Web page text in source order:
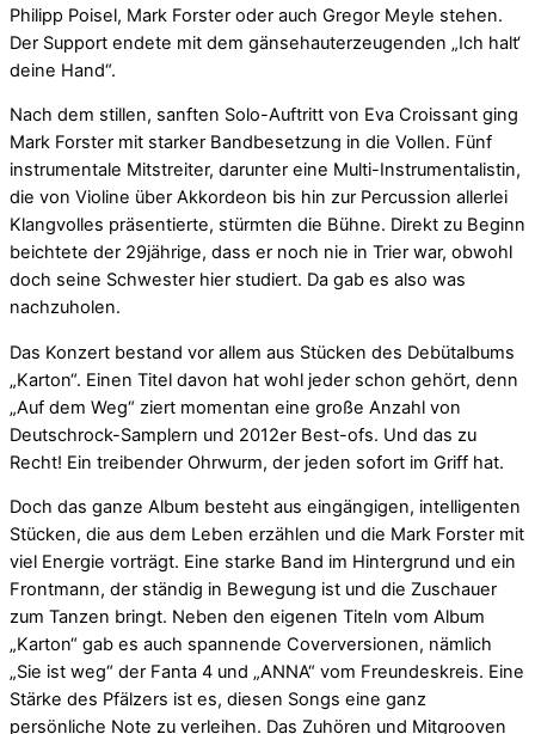
Philipp Poisel, Mark Forster oder auch Gregor Meyle stehen.
Der Support endete mit dem gänsehauterzeugenden „Ich halt‘
deine Hand“.
Nach dem stillen, sanften Solo-Auftritt von Eva Croissant ging
Mark Forster mit starker Bandbesetzung in die Vollen. Fünf
instrumentale Mitstreiter, darunter eine Multi-Instrumentalistin,
die von Violine über Akkordeon bis hin zur Percussion allerlei
Klangvolles präsentierte, stürmten die Bühne. Direkt zu Beginn
beichtete der 29jährige, dass er noch nie in Trier war, obwohl
doch seine Schwester hier studiert. Da gab es also was
nachzuholen.
Das Konzert bestand vor allem aus Stücken des Debütalbums
„Karton“. Einen Titel davon hat wohl jeder schon gehört, denn
„Auf dem Weg“ ziert momentan eine große Anzahl von
Deutschrock-Samplern und 2012er Best-ofs. Und das zu
Recht! Ein treibender Ohrwurm, der jeden sofort im Griff hat.
Doch das ganze Album besteht aus eingängigen, intelligenten
Stücken, die aus dem Leben erzählen und die Mark Forster mit
viel Energie vorträgt. Eine starke Band im Hintergrund und ein
Frontmann, der ständig in Bewegung ist und die Zuschauer
zum Tanzen bringt. Neben den eigenen Titeln vom Album
„Karton“ gab es auch spannende Coverversionen, nämlich
„Sie ist weg“ der Fanta 4 und „ANNA“ vom Freundeskreis. Eine
Stärke des Pfälzers ist es, diesen Songs eine ganz
persönliche Note zu verleihen. Das Zuhören und Mitgrooven